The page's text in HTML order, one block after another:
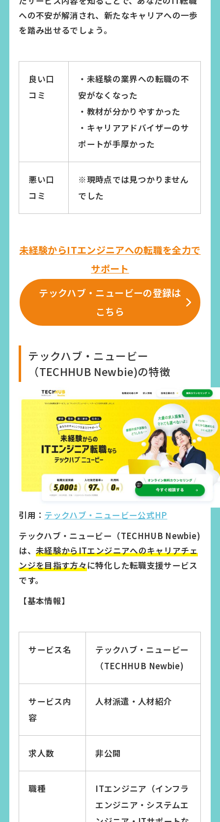
への不安が解消され、新たなキャリアへの一歩
を踏み出せるでしょう。
良い口
コミ
・未経験の業界への転職の不
安がなくなった
・教材が分かりやすかった
・キャリアアドバイザーのサ
ポートが手厚かった
悪い口
コミ
※現時点では見つかりません
でした
未経験からITエンジニアへの転職を全力で
サポート
テックハブ・ニュービーの登録は
こちら
テックハブ・ニュービー
（TECHHUB Newbie)の特徴
引用： テックハブ・ニュービー公式HP
テックハブ・ニュービー（TECHHUB Newbie)
は、 未経験からITエンジニアへのキャリアチェ
ンジを目指す方々に特化した転職支援サービス
です。
【基本情報】
サービス名
テックハブ・ニュービー
（TECHHUB Newbie)
サービス内
容
人材派遣・人材紹介
求人数 非公開
職種
ITエンジニア（インフラ
エンジニア・システムエ